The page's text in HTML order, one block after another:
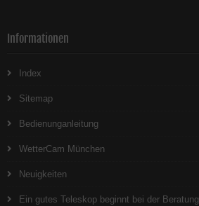
Informationen
Index
Sitemap
Bedienunganleitung
WetterCam München
Neuigkeiten
Ein gutes Teleskop beginnt bei der Beratung